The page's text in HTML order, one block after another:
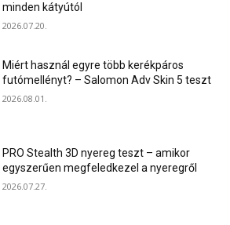
minden kátyútól
2026.07.20.
Miért használ egyre több kerékpáros
futómellényt? – Salomon Adv Skin 5 teszt
2026.08.01.
PRO Stealth 3D nyereg teszt – amikor
egyszerűen megfeledkezel a nyeregről
2026.07.27.